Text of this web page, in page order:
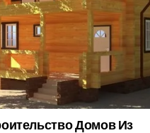
Домов Из